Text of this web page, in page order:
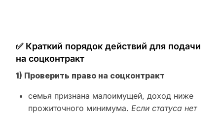
✅ Краткий порядок действий для подачи
на соцконтракт
1) Проверить право на соцконтракт
семья признана малоимущей, доход ниже
прожиточного минимума. Если статуса нет